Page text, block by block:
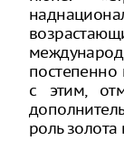
с этим,
роль